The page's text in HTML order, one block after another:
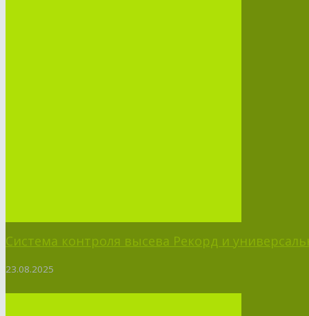
Система контроля высева Рекорд и
23.08.2025